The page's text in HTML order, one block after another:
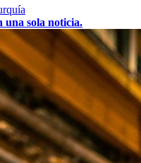
una sola noticia.